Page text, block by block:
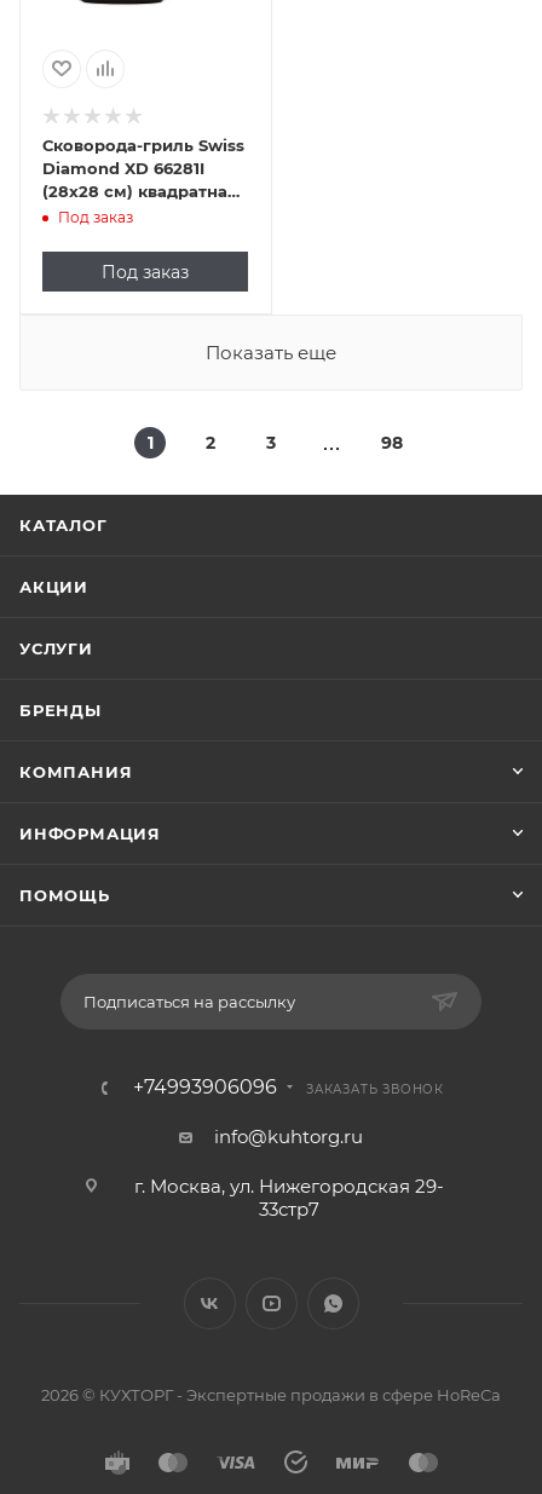
Сковорода-гриль Swiss
Diamond XD 66281I
(28х28 см) квадратная
индукционная
Под заказ
Под заказ
Показать еще
1 2 3 98
КАТАЛОГ
АКЦИИ
УСЛУГИ
БРЕНДЫ
КОМПАНИЯ
ИНФОРМАЦИЯ
ПОМОЩЬ
Подписаться на рассылку
+74993906096 ЗАКАЗАТЬ ЗВОНОК
info@kuhtorg.ru
г. Москва, ул. Нижегородская 29-
33стр7
2026 © КУХТОРГ - Экспертные продажи в сфере HoReCa